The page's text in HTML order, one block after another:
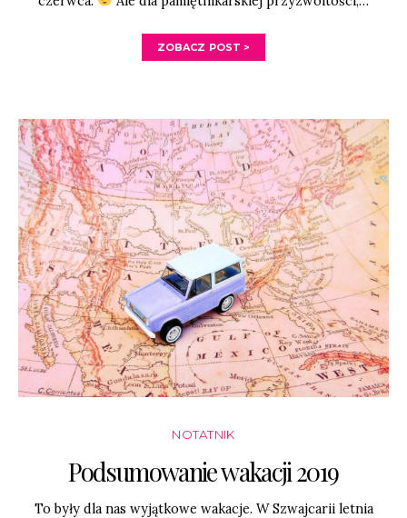
ZOBACZ POST >
NOTATNIK
Podsumowanie wakacji 2019
To były dla nas wyjątkowe wakacje. W Szwajcarii letnia